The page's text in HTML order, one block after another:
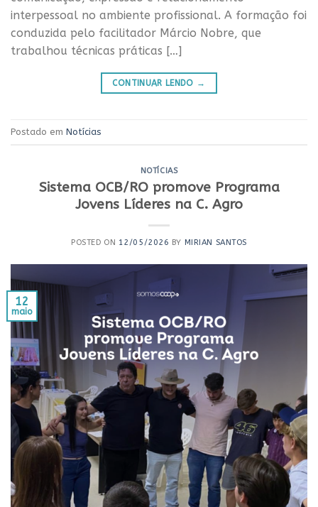
interpessoal no ambiente profissional. A formação foi
conduzida pelo facilitador Márcio Nobre, que
trabalhou técnicas práticas […]
CONTINUAR LENDO →
Postado em Notícias
NOTÍCIAS
Sistema OCB/RO promove Programa
Jovens Líderes na C. Agro
POSTED ON 12/05/2026 BY MIRIAN SANTOS
12
maio